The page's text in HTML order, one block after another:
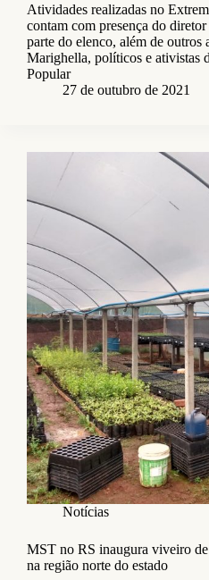
Atividades realizadas no
contam com presença do
parte do elenco, além de outros
Marighella, políticos e ativistas
Popular
27 de outubro de 2021
Notícias
MST no RS inaugura viveiro de
na região norte do estado